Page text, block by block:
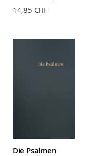
14,85 CHF
Die Psalmen